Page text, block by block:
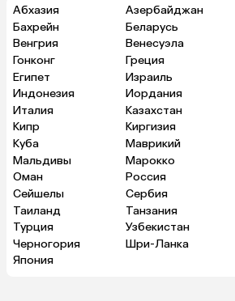
Абхазия Азербайджан
Бахрейн
Беларусь
Венгрия
Венесуэла
Гонконг
Греция
Египет
Израиль
Индонезия
Иордания
Италия
Казахстан
Кипр
Киргизия
Куба
Маврикий
Мальдивы
Марокко
Оман
Россия
Сейшелы
Сербия
Таиланд
Танзания
Турция
Узбекистан
Черногория
Шри-Ланка
Япония